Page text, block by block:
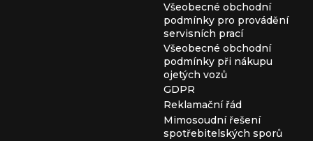
Všeobecné obchodní
podmínky pro provádění
servisních prací
Všeobecné obchodní
podmínky při nákupu
ojetých vozů
GDPR
Reklamační řád
Mimosoudní řešení
spotřebitelských sporů